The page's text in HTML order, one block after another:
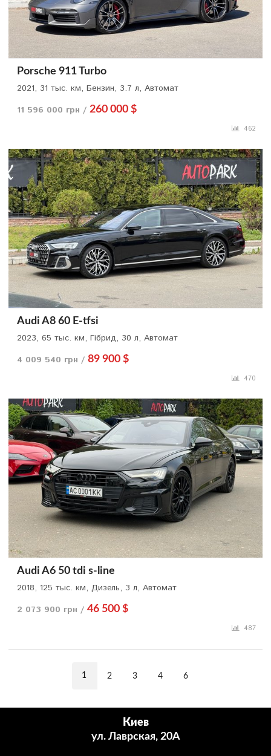
Porsche 911 Turbo
2021, 31 тыс. км, Бензин, 3.7 л, Автомат
11 596 000 грн / 260 000 $
462
Audi A8 60 E-tfsi
2023, 65 тыс. км, Гібрид, 30 л, Автомат
4 009 540 грн / 89 900 $
470
Audi A6 50 tdi s-line
2018, 125 тыс. км, Дизель, 3 л, Автомат
2 073 900 грн / 46 500 $
487
1 2 3 4 6
Киев
ул. Лаврская, 20А